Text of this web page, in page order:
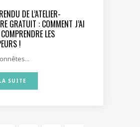
DE L’ATELIER-
GRATUIT : COMMENT J’AI
LES
!
SUITE